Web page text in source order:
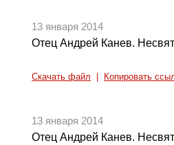
13 января 2014
Отец Андрей Канев.
Скачать файл Копировать
13 января 2014
Отец Андрей Канев.